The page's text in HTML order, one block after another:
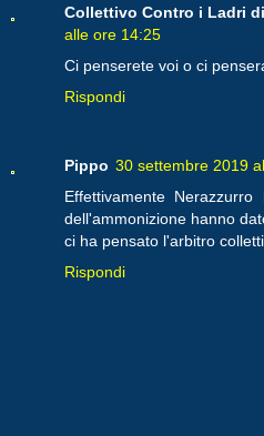
Collettivo Contro i Ladri
alle ore 14:25
Ci penserete voi o ci
Rispondi
Pippo 30 settembre 2019
Effettivamente
dell'ammonizione hanno
ci ha pensato l'arbitro
Rispondi